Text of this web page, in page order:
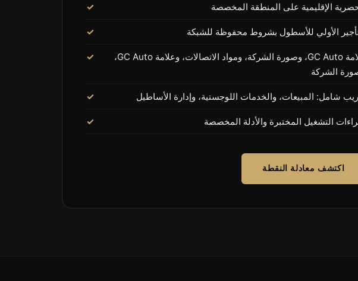
الإقليمية على المنطقة المخصصة
الأولي للأسطول بشروط محفوظة للشبكة
علامة GC Auto، وصورة الشركة، ومواد الاتصالات، وعلامة GC Auto،
الشركة
شامل: المبيعات، والخدمات اللوجستية، وإدارة الأساطيل
التشغيل المختبرة والأدلة المخصصة
اكتشف معادلة النقطة